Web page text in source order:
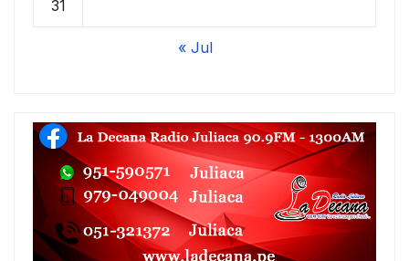
31
« Jul